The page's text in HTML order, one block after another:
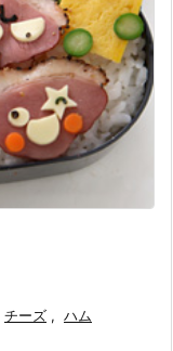
チーズ , ハム